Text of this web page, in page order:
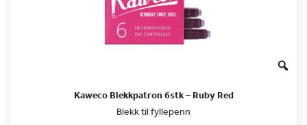
Kaweco Blekkpatron 6stk – Ruby Red
Blekk til fyllepenn